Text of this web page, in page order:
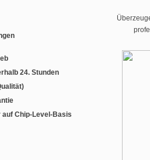
24. Stunden
Chip-Level-Basis